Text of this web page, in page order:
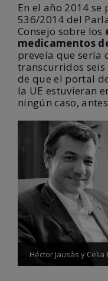
En el año 2014
536/2014 del
Consejo sobre los
medicamentos
preveía que sería
transcurridos seis
de que el portal
la UE estuvieran
ningún caso,
Héctor Jausàs y Celia